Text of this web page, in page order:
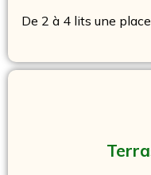
De 2 à 4 lits une